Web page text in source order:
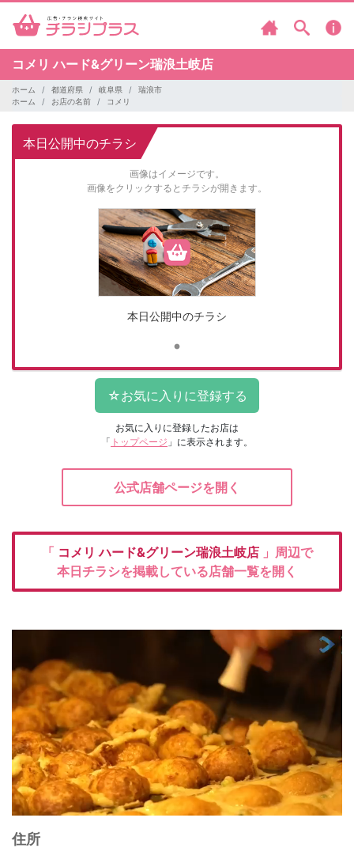
コメリハード&グリーン瑞浪土岐店
ホーム 都道府県 岐阜県
瑞浪市
ホーム
お店の名前 コメリ
本日公開中のチラシ
画像はイメージです。
画像をクリックするとチラシが開きます。
本日公開中のチラシ
お気に入りに登録したお店は
「 トップページ 」に表示されます。
公式店舗ページを開く
「 コメリハード&グリーン瑞浪土岐店 」周辺で
本日チラシを掲載している店舗一覧を開く
住所